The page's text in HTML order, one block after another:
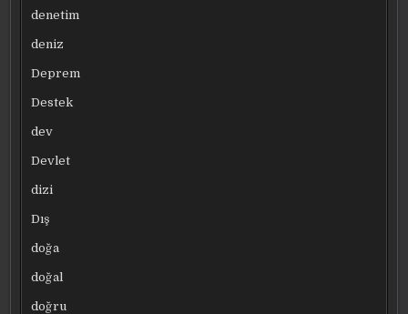
denetim
deniz
Deprem
Destek
dev
Devlet
dizi
Dış
doğa
doğal
doğru